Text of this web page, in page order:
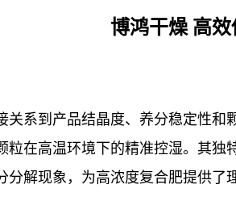
博鸿干燥 高
系到产品结晶度、养分稳定性
粒在高温环境下的精准控湿。其
解现象，为高浓度复合肥提供了